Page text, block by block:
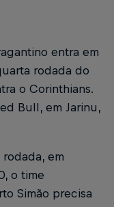
entra em
rodada do
o Corinthians.
Bull, em Jarinu,
em
o time
Simão precisa